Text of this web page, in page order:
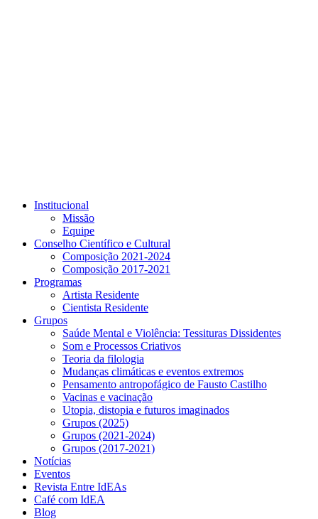
Institucional
Missão
Equipe
Conselho Científico e Cultural
Composição 2021-2024
Composição 2017-2021
Programas
Artista Residente
Cientista Residente
Grupos
Saúde Mental e Violência: Tessituras Dissidentes
Som e Processos Criativos
Teoria da filologia
Mudanças climáticas e eventos extremos
Pensamento antropofágico de Fausto Castilho
Vacinas e vacinação
Utopia, distopia e futuros imaginados
Grupos (2025)
Grupos (2021-2024)
Grupos (2017-2021)
Notícias
Eventos
Revista Entre IdEAs
Café com IdEA
Blog